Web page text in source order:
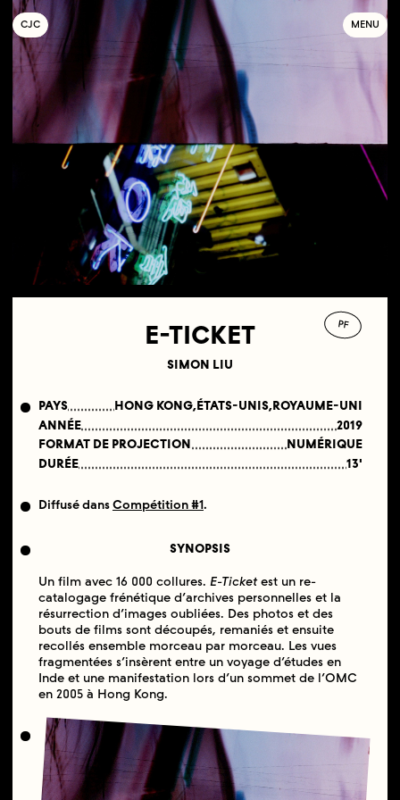
COLLECTIF
JEUNE
C INÉMA MENU
E-TICKET
SIMON LIU
PF
PAYS
HONG KONG,ÉTATS-UNIS,ROYAUME-UNI
ANNÉE
2019
FORMAT DE PROJECTION
NUMÉRIQUE
DURÉE
13'
Diffusé dansCompétition #1.
SYNOPSIS
Un film avec 16 000 collures. E-Ticketest un re-
catalogage frénétique d’archives personnelles et la
résurrection d’images oubliées. Des photos et des
bouts de films sont découpés, remaniés et ensuite
recollés ensemble morceau par morceau. Les vues
fragmentées s’insèrent entre un voyage d’études en
Inde et une manifestation lors d’un sommet de l’OMC
en 2005 à Hong Kong.